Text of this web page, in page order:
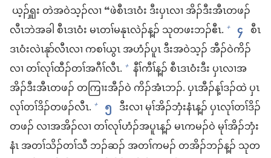
ယ့ၣ်​ၡူး တဲ​အ​ဝဲ​သ့ၣ်​လၢ “ဖဲ​စီၤ​ဒၤဝံး ဒီး​ပှၤလၢ အိၣ်ဒီး​အီၤ​တဖၣ်​
လီၤဘဲ​အခါ စီၤ​ဒၤဝံး မၤ​တၢ်မနုၤ​လဲၣ်န့ၣ်​ သု​တ​ဖး​ဘၣ်​ဧီၤ. + ၄ စီၤ​
ဒၤဝံး​လဲၤနုာ်​လီၤ​လၢ ကစၢ်​ယွၤ အဟံၣ်​ပူၤ ဒီး​အဝဲသ့ၣ်​ အီၣ်​ဝဲ​ကိၣ်​
လၢ တၢ်​လုၢ်ထီၣ်​တၢ်​အဂီၢ်​လီၤ. + နီၢ်ကီၢ်​န့ၣ်​ စီၤ​ဒၤဝံး​ဒီး ပှၤလၢ​အ​
အိၣ်ဒီး​အီၤ​တဖၣ်​ တ​ကြၢး​အီၣ်​ဝဲ ကိၣ်​အံၤ​ဘၣ်. ပှၤ​အီၣ်​န့ၢ်​ဒၣ်ထဲ ပှၤ​
လုၢ်တၢ်​ဒိၣ်​တဖၣ်​လီၤ. + ၅ ဒီး​လၢ မုၢ်​အိၣ်ဘှံး​နံၤ​န့ၣ်​ ပှၤ​လုၢ်တၢ်​ဒိၣ်​
တဖၣ်​ လၢ​အ​အိၣ်​လၢ တၢ်လုၢ်ဟံၣ်​အ​ပူၤ​န့ၣ်​ မၤ​ကမၣ်​ဝဲ မုၢ်​အိၣ်ဘှံး​
နံၤ အ​တၢ်သိၣ်​တၢ်သီ ဘၣ်ဆၣ်​ အ​တၢ်​ကမၣ်​ တအိၣ်​ဘၣ်​န့ၣ်​ သု​တ​